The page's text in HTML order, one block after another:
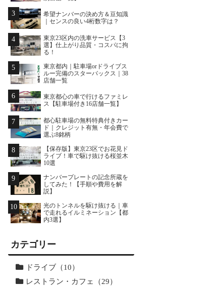
3
希望ナンバーの決め方＆豆知識
｜センスの良い4桁数字は？
4
東京23区内の洗車サービス【3
選】仕上がり品質・コスパに拘
る！
5
東京都内｜駐車場orドライブス
ルー完備のスターバックス｜38
店舗一覧
6
東京都心の車で行けるファミレ
ス【駐車場付き16店舗一覧】
7
都心駐車場の無料特典付きカー
ド｜クレジット有無・年会費で
選ぶ8銘柄
8
【保存版】東京23区でお花見ド
ライブ！車で駆け抜ける桜並木
10選
9
ナンバープレートの記念所蔵を
してみた！【手順や費用を解
説】
10
光のトンネルを駆け抜ける｜車
で走れるイルミネーション【都
内3選】
カテゴリー
ドライブ（10）
レストラン・カフェ（29）